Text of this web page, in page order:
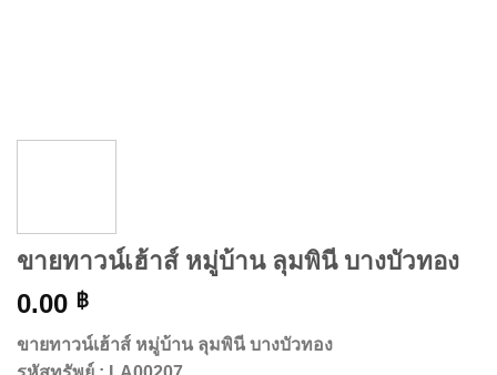
ขายทาวน์เฮ้าส์ หมู่บ้าน ลุมพินี บางบัวทอง
0.00 ฿
ขายทาวน์เฮ้าส์ หมู่บ้าน ลุมพินี บางบัวทอง